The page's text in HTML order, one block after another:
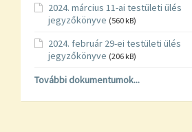
2024. március 11-ai testületi ülés
jegyzőkönyve (560 kB)
2024. február 29-ei testületi ülés
jegyzőkönyve (206 kB)
További dokumentumok...